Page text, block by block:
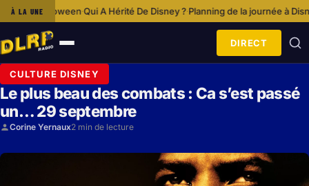
À LA UNE Qui A Hérité De Disney ? ·Planning de la journée à Disneyland
Ouvrir
le
menu
DIRECT
CULTURE DISNEY
Le plus beau des combats : Ca s’est passé
un… 29 septembre
Corine Yernaux2 min de lecture